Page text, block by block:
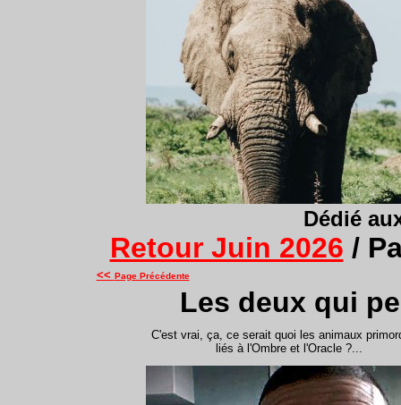
Dédié
Retour Juin 2026 /
<< Page Précédente
Les deux qui
C'est vrai, ça, ce serait quoi les animaux
liés à l'Ombre et l'Oracle ?...